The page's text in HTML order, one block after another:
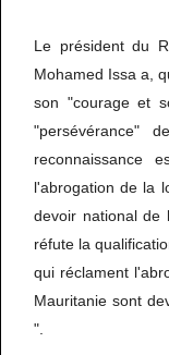
Le président du
Mohamed Issa a,
son "courage et
"persévérance"
reconnaissance
l'abrogation de la
devoir national de
réfute la
qui réclament
Mauritanie sont
".